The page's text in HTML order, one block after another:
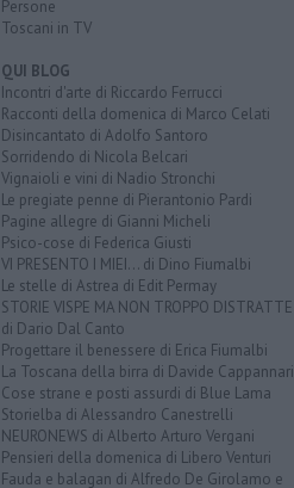
Persone
Toscani in TV
QUI BLOG
Incontri d'arte di Riccardo Ferrucci
Racconti della domenica di Marco Celati
Disincantato di Adolfo Santoro
Sorridendo di Nicola Belcari
Vignaioli e vini di Nadio Stronchi
Le pregiate penne di Pierantonio Pardi
Pagine allegre di Gianni Micheli
Psico-cose di Federica Giusti
VI PRESENTO I MIEI... di Dino Fiumalbi
Le stelle di Astrea di Edit Permay
STORIE VISPE MA NON TROPPO DISTRATTE
di Dario Dal Canto
Progettare il benessere di Erica Fiumalbi
La Toscana della birra di Davide Cappannari
Cose strane e posti assurdi di Blue Lama
Storielba di Alessandro Canestrelli
NEURONEWS di Alberto Arturo Vergani
Pensieri della domenica di Libero Venturi
Fauda e balagan di Alfredo De Girolamo e